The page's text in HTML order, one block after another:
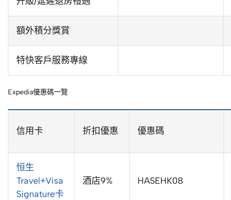
額外積分獎賞
特快客戶服務專線
Expedia優惠碼一覽
信用卡 折扣優惠 優惠碼
恒生
Travel+Visa
Signature卡
酒店9% HASEHK08